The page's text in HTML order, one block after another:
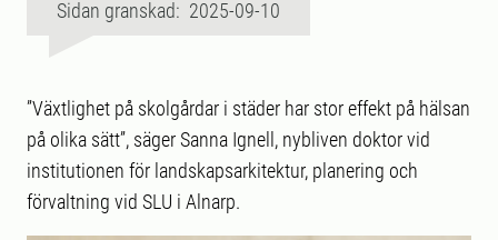
Sidan granskad: 2025-09-10
”Växtlighet på skolgårdar i städer har stor effekt på hälsan
på olika sätt”, säger Sanna Ignell, nybliven doktor vid
institutionen för landskapsarkitektur, planering och
förvaltning vid SLU i Alnarp.